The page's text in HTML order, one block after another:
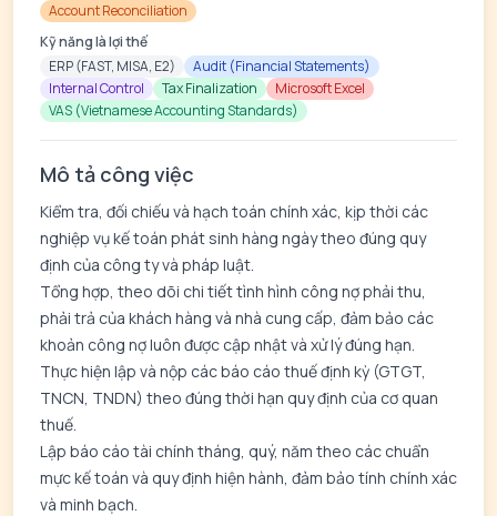
Account Reconciliation
Kỹ năng là lợi thế
ERP (FAST, MISA, E2)
Audit (Financial Statements)
Internal Control
Tax Finalization
Microsoft Excel
VAS (Vietnamese Accounting Standards)
Mô tả công việc
Kiểm tra, đối chiếu và hạch toán chính xác, kịp thời các
nghiệp vụ kế toán phát sinh hàng ngày theo đúng quy
định của công ty và pháp luật.
Tổng hợp, theo dõi chi tiết tình hình công nợ phải thu,
phải trả của khách hàng và nhà cung cấp, đảm bảo các
khoản công nợ luôn được cập nhật và xử lý đúng hạn.
Thực hiện lập và nộp các báo cáo thuế định kỳ (GTGT,
TNCN, TNDN) theo đúng thời hạn quy định của cơ quan
thuế.
Lập báo cáo tài chính tháng, quý, năm theo các chuẩn
mực kế toán và quy định hiện hành, đảm bảo tính chính xác
và minh bạch.